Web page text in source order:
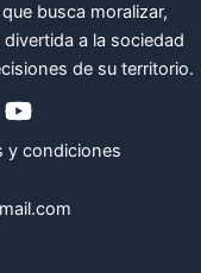
busca moralizar,
a la sociedad
de su territorio.
y condiciones